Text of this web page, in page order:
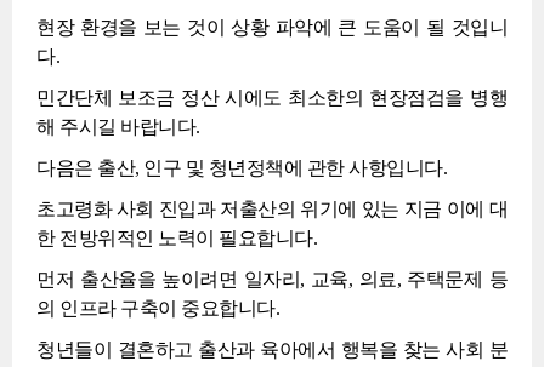
현장 환경을 보는 것이 상황 파악에 큰 도움이 될 것입니
다.
민간단체 보조금 정산 시에도 최소한의 현장점검을 병행
해 주시길 바랍니다.
다음은 출산, 인구 및 청년정책에 관한 사항입니다.
초고령화 사회 진입과 저출산의 위기에 있는 지금 이에 대
한 전방위적인 노력이 필요합니다.
먼저 출산율을 높이려면 일자리, 교육, 의료, 주택문제 등
의 인프라 구축이 중요합니다.
청년들이 결혼하고 출산과 육아에서 행복을 찾는 사회 분